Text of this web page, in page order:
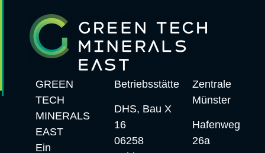
GREEN
TECH
MINERALS
EAST
Ein
Betriebsstätte
DHS, Bau X
16
06258
Zentrale
Münster
Hafenweg
26a